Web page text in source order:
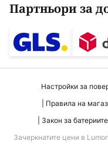
Партньори за
Настройки за
Правила на
Закон за батериите
Зачеркнатите цени в